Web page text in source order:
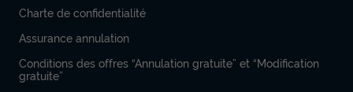
Charte de confidentialité
Assurance annulation
Conditions des offres “Annulation gratuite” et “Modification
gratuite”